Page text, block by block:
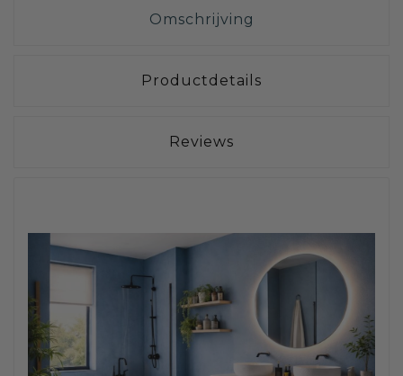
Omschrijving
Productdetails
Reviews